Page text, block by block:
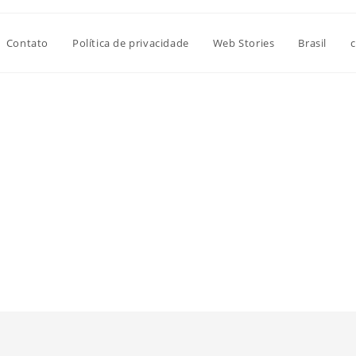
Contato Política de privacidade Web Stories Brasil